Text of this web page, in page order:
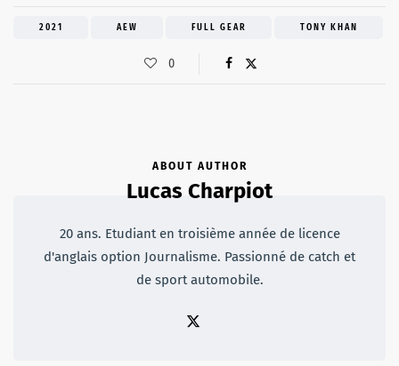
2021 AEW FULL GEAR TONY KHAN
0
ABOUT AUTHOR
Lucas Charpiot
20 ans. Etudiant en troisième année de licence
d'anglais option Journalisme. Passionné de catch et
de sport automobile.